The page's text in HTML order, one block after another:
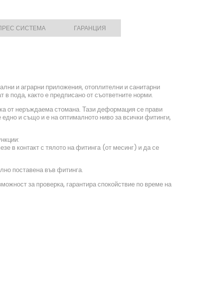
СИСТЕМА ГАРАНЦИЯ
и аграрни приложения, отоплителни и санитарни
пода, както е предписано от съответните норми.
от неръждаема стомана. Тази деформация се прави
и също и е на оптималното ниво за всички фитинги,
в контакт с тялото на фитинга (от месинг) и да се
поставена във фитинга.
за проверка, гарантира спокойствие по време на